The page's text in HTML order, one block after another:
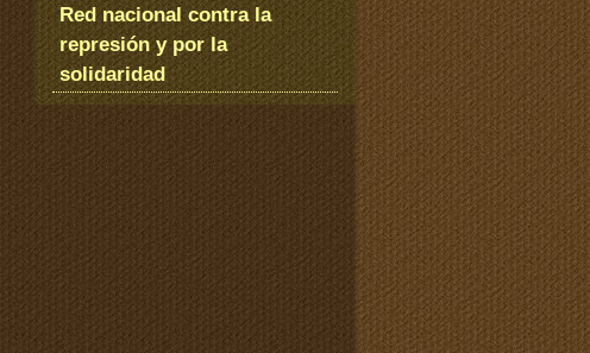
Red nacional contra la
represión y por la
solidaridad